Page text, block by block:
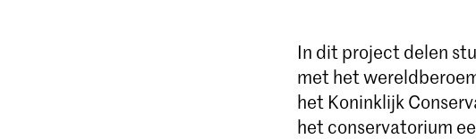
In dit project delen
met het
het Koninklijk
het conservatorium